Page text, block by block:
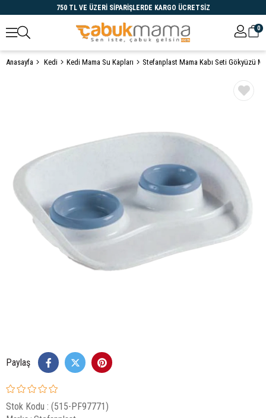
750 TL VE ÜZERİ SİPARİŞLERDE KARGO ÜCRETSİZ
0
Anasayfa Kedi Kedi Mama Su Kapları Stefanplast Mama Kabı Seti Gökyüzü
Paylaş
Stok Kodu
(515-PF97771)
Öne Çıkanlar